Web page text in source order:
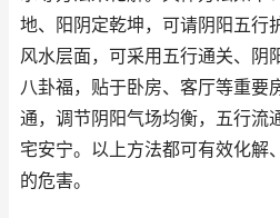
地、阳阴定乾坤，可请阴阳五行
风水层面，可采用五行通关、阴
八卦福，贴于卧房、客厅等重要
通，调节阴阳气场均衡，五行流
宅安宁。以上方法都可有效化解
的危害。